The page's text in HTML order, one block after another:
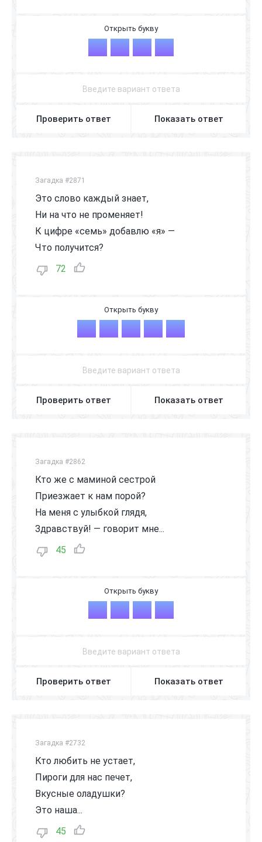
М А М А
Проверить ответ Показать ответ
Загадка #2871
Это слово каждый знает,
Ни на что не променяет!
К цифре «семь» добавлю «я» —
Что получится?
72
С Е М Ь Я
Проверить ответ Показать ответ
Загадка #2862
Кто же с маминой сестрой
Приезжает к нам порой?
На меня с улыбкой глядя,
Здравствуй! — говорит мне...
45
Д Я Д Я
Проверить ответ Показать ответ
Загадка #2732
Кто любить не устает,
Пироги для нас печет,
Вкусные оладушки?
Это наша...
45